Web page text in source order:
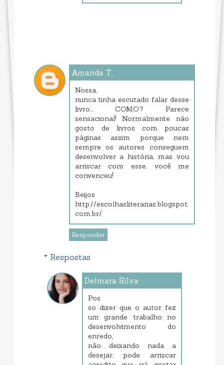
Amanda T.
Nossa,
nunca tinha escutado falar desse
livro... COMO? Parece
sensacional! Normalmente não
gosto de livros com poucas
páginas assim porque nem
sempre os autores conseguem
desenvolver a história, mas vou
arriscar com esse, você me
convenceu!
Beijos
http://escolhasliterarias.blogspot.
com.br/
Responder
Respostas
Delmara Silva
Pos
so dizer que o autor fez
um grande trabalho no
desenvolvimento do
enredo,
não deixando nada a
desejar, pode arriscar